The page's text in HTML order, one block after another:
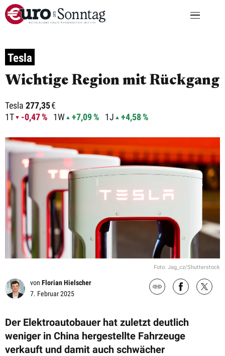
Tesla
Wichtige Region mit Rückgang
Tesla 277,35€
1T
-0,47 % 1W +7,09 % 1J +4,58 %
Foto: Jag_cz/Shutterstock
von Florian Hielscher
7. Februar 2025
Der Elektroautobauer hat zuletzt deutlich
weniger in China hergestellte Fahrzeuge
verkauft und damit auch schwächer